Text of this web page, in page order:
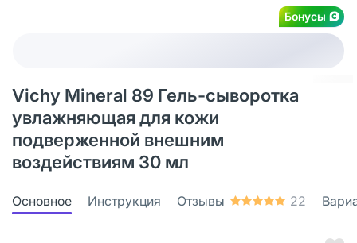
Бонусы
Vichy Mineral 89 Гель-сыворотка
увлажняющая для кожи
подверженной внешним
воздействиям 30 мл
Основное Инструкция Отзывы 22